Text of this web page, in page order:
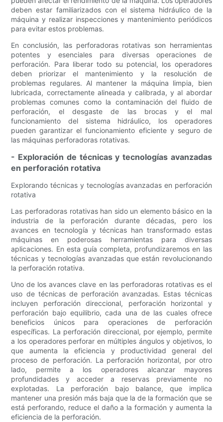
deben estar familiarizados con el sistema hidráulico de la
máquina y realizar inspecciones y mantenimiento periódicos
para evitar estos problemas.
En conclusión, las perforadoras rotativas son herramientas
potentes y esenciales para diversas operaciones de
perforación. Para liberar todo su potencial, los operadores
deben priorizar el mantenimiento y la resolución de
problemas regulares. Al mantener la máquina limpia, bien
lubricada, correctamente alineada y calibrada, y al abordar
problemas comunes como la contaminación del fluido de
perforación, el desgaste de las brocas y el mal
funcionamiento del sistema hidráulico, los operadores
pueden garantizar el funcionamiento eficiente y seguro de
las máquinas perforadoras rotativas.
- Exploración de técnicas y tecnologías avanzadas
en perforación rotativa
Explorando técnicas y tecnologías avanzadas en perforación
rotativa
Las perforadoras rotativas han sido un elemento básico en la
industria de la perforación durante décadas, pero los
avances en tecnología y técnicas han transformado estas
máquinas en poderosas herramientas para diversas
aplicaciones. En esta guía completa, profundizaremos en las
técnicas y tecnologías avanzadas que están revolucionando
la perforación rotativa.
Uno de los avances clave en las perforadoras rotativas es el
uso de técnicas de perforación avanzadas. Estas técnicas
incluyen perforación direccional, perforación horizontal y
perforación bajo equilibrio, cada una de las cuales ofrece
beneficios únicos para operaciones de perforación
específicas. La perforación direccional, por ejemplo, permite
a los operadores perforar en múltiples ángulos y objetivos, lo
que aumenta la eficiencia y productividad general del
proceso de perforación. La perforación horizontal, por otro
lado, permite a los operadores alcanzar mayores
profundidades y acceder a reservas previamente no
explotadas. La perforación bajo balance, que implica
mantener una presión más baja que la de la formación que se
está perforando, reduce el daño a la formación y aumenta la
eficiencia de la perforación.